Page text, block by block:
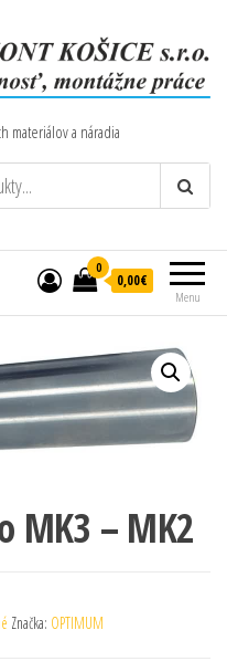
materiálov a náradia
Menu
0
0,00€
MK3 – MK2
Značka: OPTIMUM